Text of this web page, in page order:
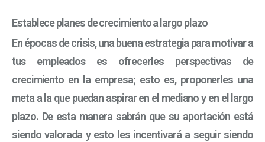
Establece planes de crecimiento a largo plazo
En épocas de crisis, una buena estrategia paramotivar a
tus empleadoses ofrecerles perspectivas de
crecimiento en la empresa; esto es, proponerles una
meta a la que puedan aspirar en el mediano y en el largo
plazo. De esta manera sabrán que su aportación está
siendo valorada y esto les incentivará a seguir siendo